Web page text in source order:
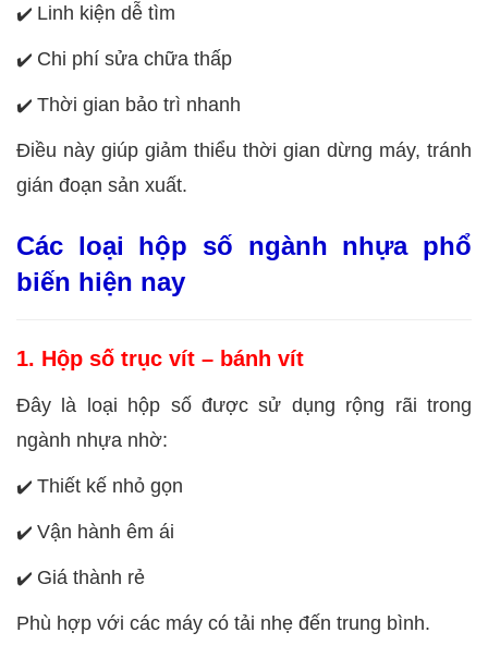
✔️ Linh kiện dễ tìm
✔️ Chi phí sửa chữa thấp
✔️ Thời gian bảo trì nhanh
Điều này giúp giảm thiểu thời gian dừng máy, tránh
gián đoạn sản xuất.
Các loại hộp số ngành nhựa phổ
biến hiện nay
1. Hộp số trục vít – bánh vít
Đây là loại hộp số được sử dụng rộng rãi trong
ngành nhựa nhờ:
✔️ Thiết kế nhỏ gọn
✔️ Vận hành êm ái
✔️ Giá thành rẻ
Phù hợp với các máy có tải nhẹ đến trung bình.